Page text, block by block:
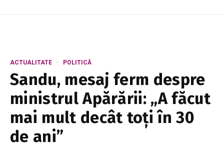
ACTUALITATE POLITICĂ
Sandu, mesaj ferm despre
ministrul Apărării: „A făcut
mai mult decât toți în 30
de ani”